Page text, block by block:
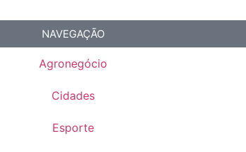
NAVEGAÇÃO
Agronegócio
Cidades
Esporte